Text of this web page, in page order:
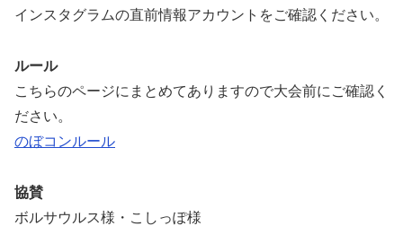
インスタグラムの直前情報アカウントをご確認ください。
ルール
こちらのページにまとめてありますので大会前にご確認く
ださい。
のぼコンルール
協賛
ボルサウルス様・こしっぽ様